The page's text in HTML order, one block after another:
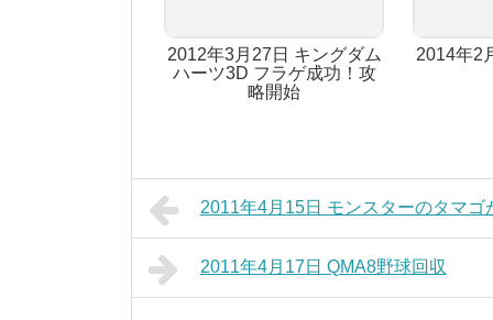
2012年3月27日 キングダム
ハーツ3D フラゲ成功！攻
略開始
2014年2
2011年4月15日 モンスターのタマ
2011年4月17日 QMA8野球回収